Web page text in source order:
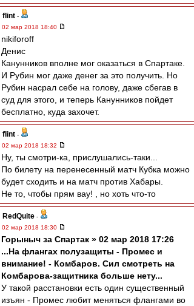
flint -
02 мар 2018 18:40
nikifоroff
Денис
Канунников вполне мог оказаться в Спартаке.
И Рубин мог даже денег за это получить. Но
Рубин насрал себе на голову, даже сбегав в
суд для этого, и теперь Канунников пойдет
бесплатно, куда захочет.
flint -
02 мар 2018 18:32
Ну, ты смотри-ка, прислушались-таки...
По билету на перенесенный матч Кубка можно
будет сходить и на матч против Хабары.
Не то, чтобы прям вау! , но хоть что-то
RedQuite -
02 мар 2018 18:30
Горыныч за Спартак » 02 мар 2018 17:26
...На флангах полузащиты - Промес и
внимание! - Комбаров. Сил смотреть на
Комбарова-защитника больше нету...
У такой расстановки есть один существенный
изъян - Промес любит меняться флангами во